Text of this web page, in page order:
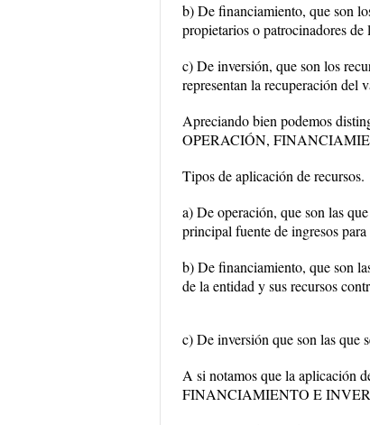
b) De financiamiento, que son
propietarios o patrocinadores de
c) De inversión, que son los
representan la recuperación del
Apreciando bien podemos
OPERACIÓN,
Tipos de aplicación de recursos.
a) De operación, que son las
principal fuente de ingresos
b) De financiamiento, que son
de la entidad y sus recursos
c) De inversión que son las que
A si notamos que la aplicación
FINANCIAMIENTO E